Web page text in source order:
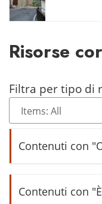
Risorse
Filtra per tipo di
Contenuti con
I mulini di Ciago
Contenuti con